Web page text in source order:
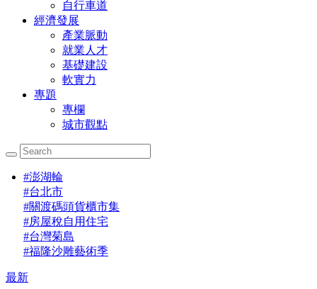
自行車道
經濟發展
產業脈動
就業人才
基礎建設
軟實力
專題
專欄
城市觀點
#澎湖輪
#台北市
#關渡碼頭貨櫃市集
#房屋稅自用住宅
#台灣菊島
#福隆沙雕藝術季
最新